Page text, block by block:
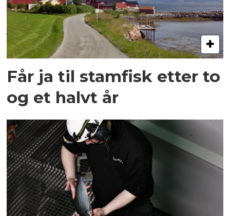
Får ja til stamfisk etter to
og et halvt år